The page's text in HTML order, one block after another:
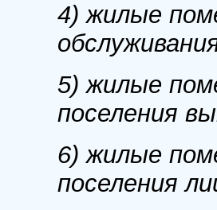
4) жилые
5) жилые
поселения
6) жилые
поселения